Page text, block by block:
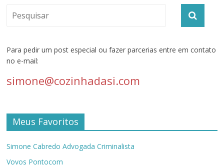
Para pedir um post especial ou fazer parcerias entre em contato
no e-mail:
simone@cozinhadasi.com
Meus Favoritos
Simone Cabredo Advogada Criminalista
Vovos Pontocom